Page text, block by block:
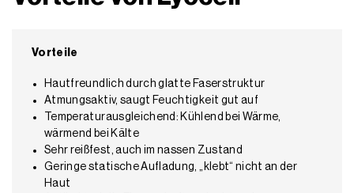
Vorteile
Hautfreundlich durch glatte Faserstruktur
Atmungsaktiv, saugt Feuchtigkeit gut auf
Temperaturausgleichend: Kühlend bei Wärme,
wärmend bei Kälte
Sehr reißfest, auch im nassen Zustand
Geringe statische Aufladung, „klebt“ nicht an der
Haut